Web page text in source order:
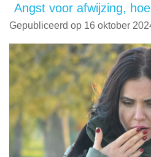
Angst voor afwijzing,
Gepubliceerd op 16 oktober